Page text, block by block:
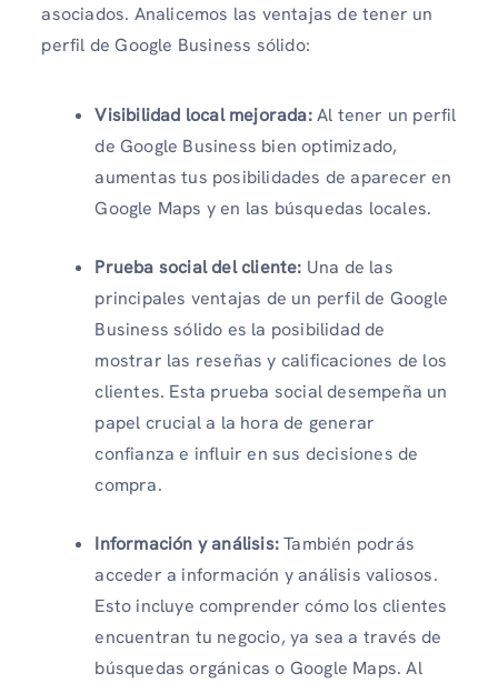
asociados. Analicemos las ventajas de tener un
perfil de Google Business sólido:
Visibilidad local mejorada:Al tener un perfil
de Google Business bien optimizado,
aumentas tus posibilidades de aparecer en
Google Maps y en las búsquedas locales.
Prueba social del cliente: Una de las
principales ventajas de un perfil de Google
Business sólido es la posibilidad de
mostrar las reseñas y calificaciones de los
clientes. Esta prueba social desempeña un
papel crucial a la hora de generar
confianza e influir en sus decisiones de
compra.
Información y análisis:También podrás
acceder a información y análisis valiosos.
Esto incluye comprender cómo los clientes
encuentran tu negocio, ya sea a través de
búsquedas orgánicas o Google Maps. Al